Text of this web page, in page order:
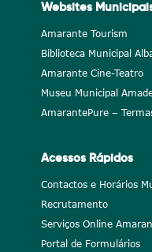
Websites
Amarante Tourism
Biblioteca Municipal
Amarante Cine-Teatro
Museu Municipal
AmarantePure –
Acessos Rápidos
Contactos e Horários
Recrutamento
Serviços Online
Portal de Formulários